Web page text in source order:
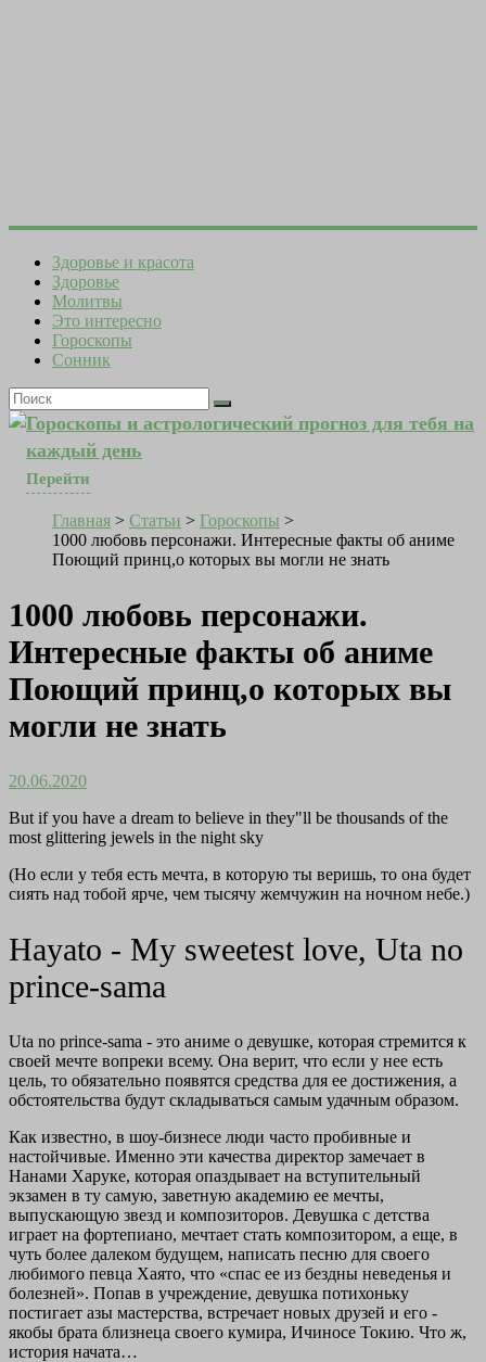
Здоровье и красота
Здоровье
Молитвы
Это интересно
Гороскопы
Сонник
Гороскопы и астрологический прогноз для тебя на
каждый день
Перейти
Главная > Статьи > Гороскопы >
1000 любовь персонажи. Интересные факты об аниме
Поющий принц,о которых вы могли не знать
1000 любовь персонажи.
Интересные факты об аниме
Поющий принц,о которых вы
могли не знать
20.06.2020
But if you have a dream to believe in they"ll be thousands of the
most glittering jewels in the night sky
(Но если у тебя есть мечта, в которую ты веришь, то она будет
сиять над тобой ярче, чем тысячу жемчужин на ночном небе.)
Hayato - My sweetest love, Uta no
prince-sama
Uta no prince-sama - это аниме о девушке, которая стремится к
своей мечте вопреки всему. Она верит, что если у нее есть
цель, то обязательно появятся средства для ее достижения, а
обстоятельства будут складываться самым удачным образом.
Как известно, в шоу-бизнесе люди часто пробивные и
настойчивые. Именно эти качества директор замечает в
Нанами Харуке, которая опаздывает на вступительный
экзамен в ту самую, заветную академию ее мечты,
выпускающую звезд и композиторов. Девушка с детства
играет на фортепиано, мечтает стать композитором, а еще, в
чуть более далеком будущем, написать песню для своего
любимого певца Хаято, что «спас ее из бездны неведенья и
болезней». Попав в учреждение, девушка потихоньку
постигает азы мастерства, встречает новых друзей и его -
якобы брата близнеца своего кумира, Ичиносе Токию. Что ж,
история начата…